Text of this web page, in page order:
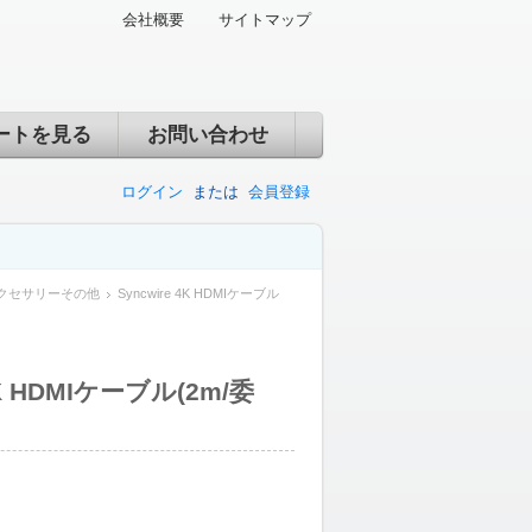
会社概要 サイトマップ
トを見る お問い合わせ
ログイン または 会員登録
セサリーその他
Syncwire 4K HDMIケーブル
ケーブル(2m/委